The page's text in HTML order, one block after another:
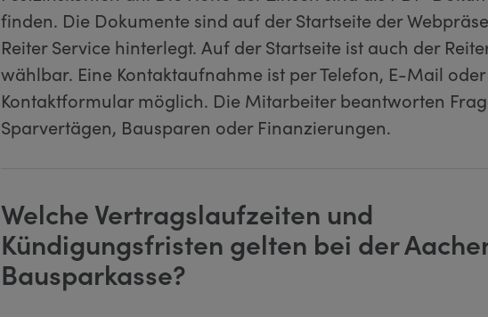
finden. Die Dokumente sind auf der Startseite der
Reiter Service hinterlegt. Auf der Startseite ist auch der
wählbar. Eine Kontaktaufnahme ist per Telefon, E-Mail oder
Kontaktformular möglich. Die Mitarbeiter beantworten
Sparvertägen, Bausparen oder Finanzierungen.
Welche Vertragslaufzeiten und
Kündigungsfristen gelten bei der
Bausparkasse?